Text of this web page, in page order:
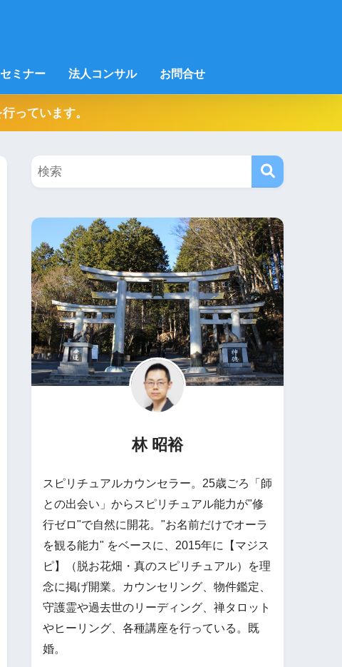
ミナー 法人コンサル お問合せ
っています。
林 昭裕
スピリチュアルカウンセラー。25歳ごろ「師
との出会い」からスピリチュアル能力が"修
行ゼロ"で自然に開花。"お名前だけでオーラ
を観る能力" をベースに、2015年に【マジス
ピ】（脱お花畑・真のスピリチュアル）を理
念に掲げ開業。カウンセリング、物件鑑定、
守護霊や過去世のリーディング、禅タロット
やヒーリング、各種講座を行っている。既
婚。